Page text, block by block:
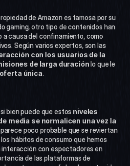
de Amazon es famosa por su
gaming, otro tipo de contenidos han
causa del confinamiento, como
con los usuarios de la
de larga duración lo que le
única.
bien puede que estos niveles
media se normalicen una vez la
parece poco probable que se reviertan
hábitos de consumo que hemos
interacción con espectadores en
de las plataformas de